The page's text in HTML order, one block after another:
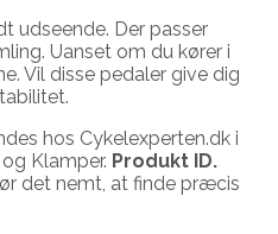
udseende. Der passer
Uanset om du kører i
Vil disse pedaler give dig
hos Cykelexperten.dk i
Klamper. Produkt ID.
det nemt, at finde præcis